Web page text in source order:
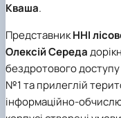
Кваша.
ПредставникННІ
Олексій Середа
бездротового доступу
№1 та прилеглій
інформаційно-